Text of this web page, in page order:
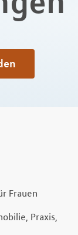
Frauen
Praxis,